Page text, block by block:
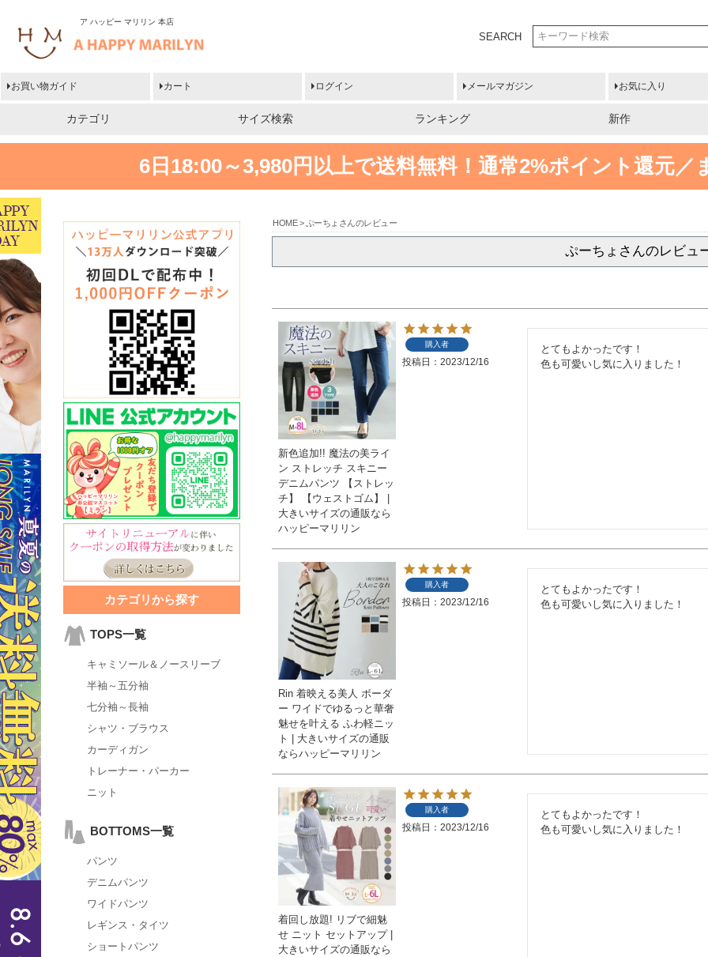
ア ハッピー マリリン 本店
SEARCH
お買い物ガイド カート ログイン メールマガジン お気に入り
カテゴリ サイズ検索 ランキング 新作
6日18:00～3,980円以上で送料無料！ 通常2%ポイント還元／
カテゴリから探す
TOPS一覧
キャミソール＆ノースリーブ
半袖～五分袖
七分袖～長袖
シャツ・ブラウス
カーディガン
トレーナー・パーカー
ニット
BOTTOMS一覧
パンツ
デニムパンツ
ワイドパンツ
レギンス・タイツ
ショートパンツ
HOME ぷーちょさんのレビュー
ぷーちょさんのレビュ
新色追加!! 魔法の美ライ
ン ストレッチ スキニー
デニムパンツ 【ストレッ
チ】 【ウェストゴム】 |
大きいサイズの通販なら
ハッピーマリリン
購入者
投稿日 2023/12/16
とてもよかったです！
色も可愛いし気に入りました！
Rin 着映える美人 ボーダ
ー ワイドでゆるっと華奢
魅せを叶える ふわ軽ニッ
ト | 大きいサイズの通販
ならハッピーマリリン
購入者
投稿日 2023/12/16
とてもよかったです！
色も可愛いし気に入りました！
着回し放題! リブで細魅
せ ニット セットアップ |
大きいサイズの通販なら
購入者
投稿日 2023/12/16
とてもよかったです！
色も可愛いし気に入りました！